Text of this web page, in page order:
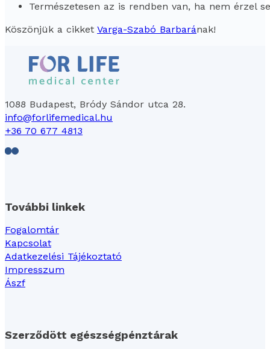
Természetesen az is rendben van, ha nem érzel
Köszönjük a cikket Varga-Szabó Barbarának!
1088 Budapest, Bródy Sándor utca 28.
info@forlifemedical.hu
+36 70 677 4813
Follow us on Facebook
Follow us on LinkedIn
További linkek
Fogalomtár
Kapcsolat
Adatkezelési Tájékoztató
Impresszum
Ászf
Szerződött egészségpénztárak